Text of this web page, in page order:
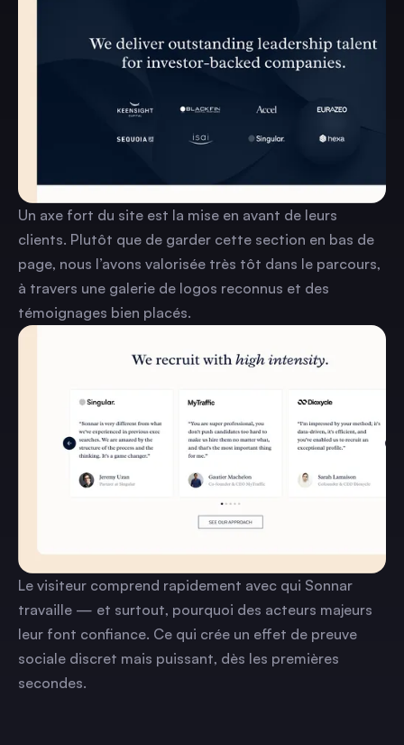
Un axe fort du site est la mise en avant de leurs
clients. Plutôt que de garder cette section en bas de
page, nous l’avons valorisée très tôt dans le parcours,
à travers une galerie de logos reconnus et des
témoignages bien placés.
Le visiteur comprend rapidement avec qui Sonnar
travaille — et surtout, pourquoi des acteurs majeurs
leur font confiance. Ce qui crée un effet de preuve
sociale discret mais puissant, dès les premières
secondes.